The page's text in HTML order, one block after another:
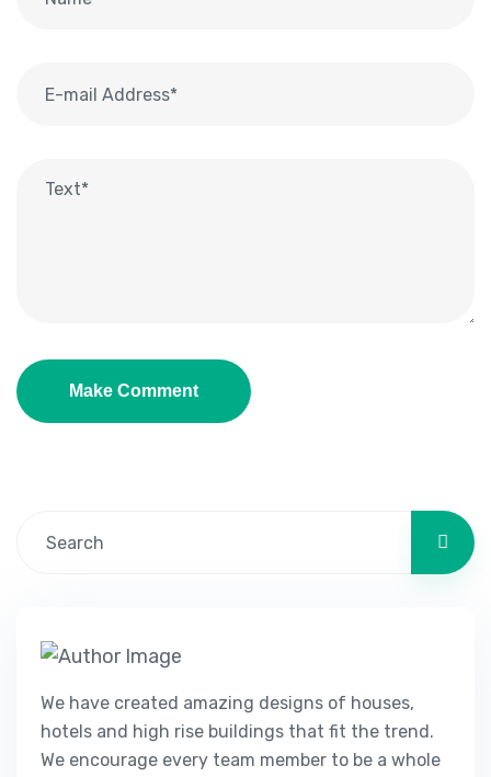
We have created amazing designs of houses,
hotels and high rise buildings that fit the trend.
We encourage every team member to be a whole